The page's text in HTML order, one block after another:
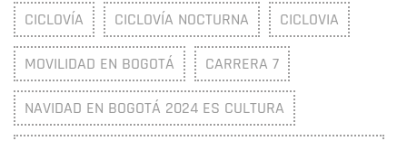
CICLOVÍA CICLOVÍA NOCTURNA CICLOVIA
MOVILIDAD EN BOGOTÁ CARRERA 7
NAVIDAD EN BOGOTÁ 2024 ES CULTURA